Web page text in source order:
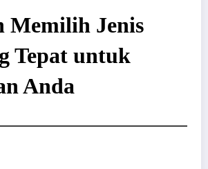
Memilih Jenis
Tepat untuk
Anda